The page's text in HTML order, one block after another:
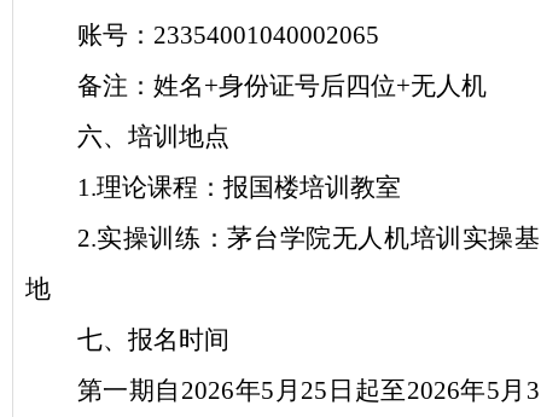
账号： 23354001040002065
备注：姓名+身份证号后四位+无人机
六、培训地点
1.理论课程：报国楼培训教室
2.实操训练：茅台学院无人机培训实操基
地
七、报名时间
第一期自 2026年5月25日起至2026年5月3